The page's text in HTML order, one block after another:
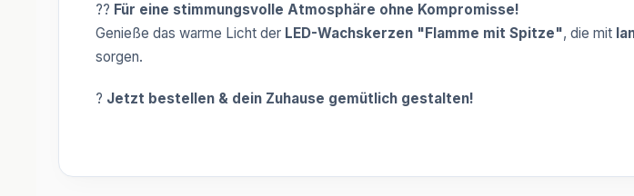
?? Für eine stimmungsvolle Atmosphäre ohne Kompromisse!
Genieße das warme Licht der LED-Wachskerzen "Flamme mit Spitze", die mit
sorgen.
? Jetzt bestellen & dein Zuhause gemütlich gestalten!